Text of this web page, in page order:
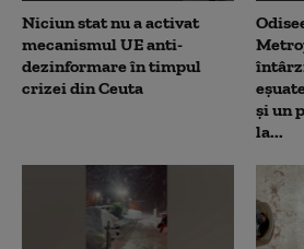
Niciun stat nu a activat
mecanismul UE anti-
dezinformare în timpul
crizei din Ceuta
și un
la...